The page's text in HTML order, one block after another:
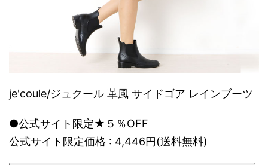
je'coule/ジュクール 革風 サイドゴア レインブーツ
●公式サイト限定★５％OFF
公式サイト限定価格 : 4,446円(送料無料)